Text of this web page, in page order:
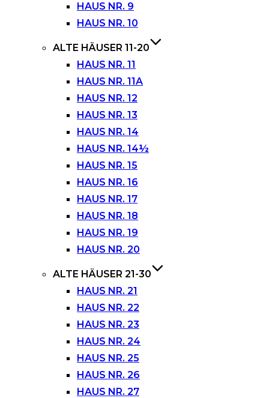
HAUS NR. 9
HAUS NR. 10
ALTE HÄUSER 11-20
HAUS NR. 11
HAUS NR. 11A
HAUS NR. 12
HAUS NR. 13
HAUS NR. 14
HAUS NR. 14½
HAUS NR. 15
HAUS NR. 16
HAUS NR. 17
HAUS NR. 18
HAUS NR. 19
HAUS NR. 20
ALTE HÄUSER 21-30
HAUS NR. 21
HAUS NR. 22
HAUS NR. 23
HAUS NR. 24
HAUS NR. 25
HAUS NR. 26
HAUS NR. 27